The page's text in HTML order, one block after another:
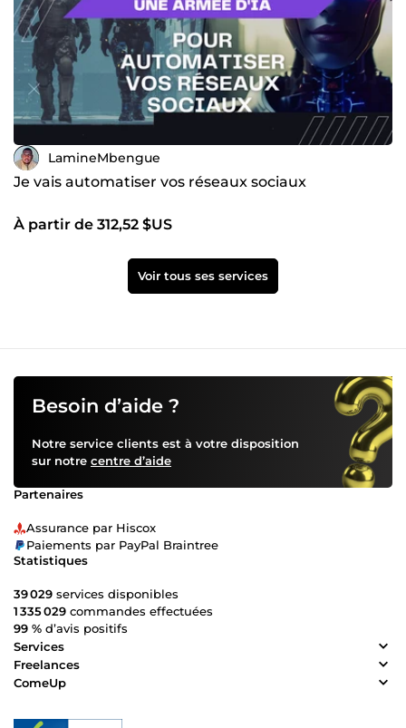
LamineMbengue
Je vais automatiser vos réseaux sociaux
À partir de 312,52 $US
Voir tous ses services
Besoin d’aide ?
Notre service clients est à votre disposition
sur notre centre d’aide
Partenaires
Assurance par Hiscox
Paiements par PayPal Braintree
Statistiques
39 029 services disponibles
1 335 029 commandes effectuées
99 % d’avis positifs
Services
Freelances
ComeUp